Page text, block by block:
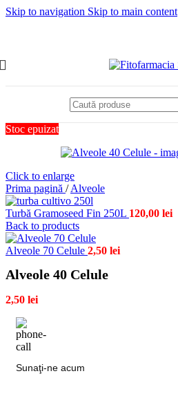
Skip to navigation Skip to main content
Stoc epuizat
Click to enlarge
Prima pagină / Alveole
Turbă Gramoseed Fin 250L 120,00 lei
Back to products
Alveole 70 Celule 2,50 lei
Alveole 40 Celule
2,50 lei
Sunaţi-ne acum